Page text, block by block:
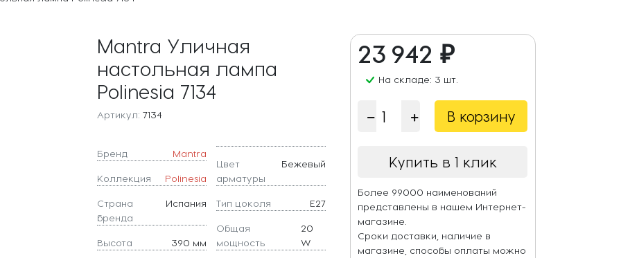
Mantra Уличная
настольная лампа
Polinesia 7134
Артикул: 7134
Бренд Mantra
Коллекция Polinesia
Страна
бренда
Испания
Высота 390 мм
Цвет
арматуры
Бежевый
Тип цоколя E27
Общая
мощность
20
W
23 942 ₽
На складе: 3 шт.
В корзину
Купить в 1 клик
Более 99000 наименований
представлены в нашем Интернет-
магазине.
Сроки доставки, наличие в
магазине, способы оплаты можно